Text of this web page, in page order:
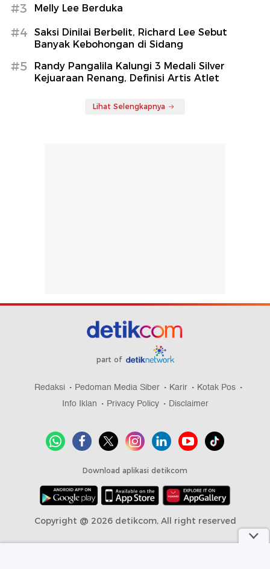
#3 Melly Lee Berduka
#4
Saksi Dinilai Berbelit, Richard Lee Sebut
Banyak Kebohongan di Sidang
#5
Randy Pangalila Kalungi 3 Medali Silver
Kejuaraan Renang, Definisi Artis Atlet
Lihat Selengkapnya
part of
Redaksi Pedoman Media Siber Karir
Kotak Pos
Info Iklan
Privacy Policy Disclaimer
Download aplikasi detikcom
Copyright @ 2026 detikcom, All right reserved